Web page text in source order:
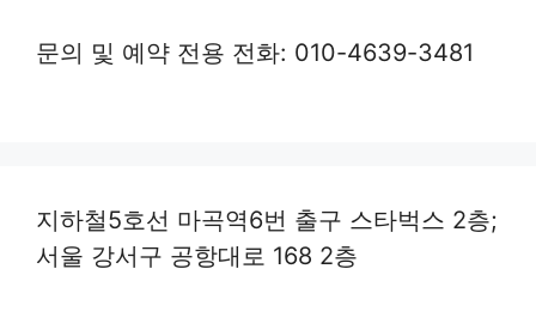
문의 및 예약 전용 전화: 010-4639-3481
지하철5호선 마곡역6번 출구 스타벅스 2층;
서울 강서구 공항대로 168 2층